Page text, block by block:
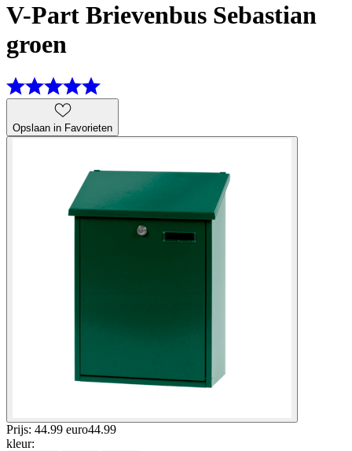
V-Part Brievenbus Sebastian
groen
Opslaan in Favorieten
Prijs: 44.99 euro44.99
kleur: